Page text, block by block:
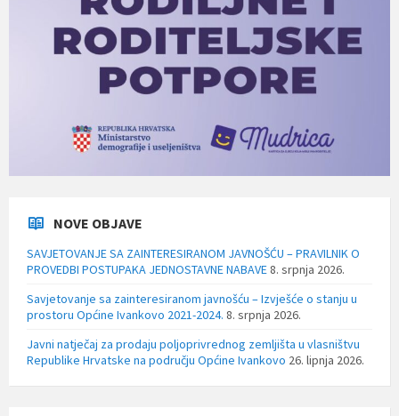
NOVE OBJAVE
SAVJETOVANJE SA ZAINTERESIRANOM JAVNOŠĆU – PRAVILNIK O
PROVEDBI POSTUPAKA JEDNOSTAVNE NABAVE8. srpnja 2026.
Savjetovanje sa zainteresiranom javnošću – Izvješće o stanju u
prostoru Općine Ivankovo 2021-2024. 8. srpnja 2026.
Javni natječaj za prodaju poljoprivrednog zemljišta u vlasništvu
Republike Hrvatske na području Općine Ivankovo 26. lipnja 2026.